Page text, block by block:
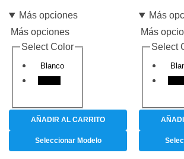
Más opciones
Más opciones
Select Color
Blanco
AÑADIR AL CARRITO
Seleccionar Modelo
Más
Más
Select